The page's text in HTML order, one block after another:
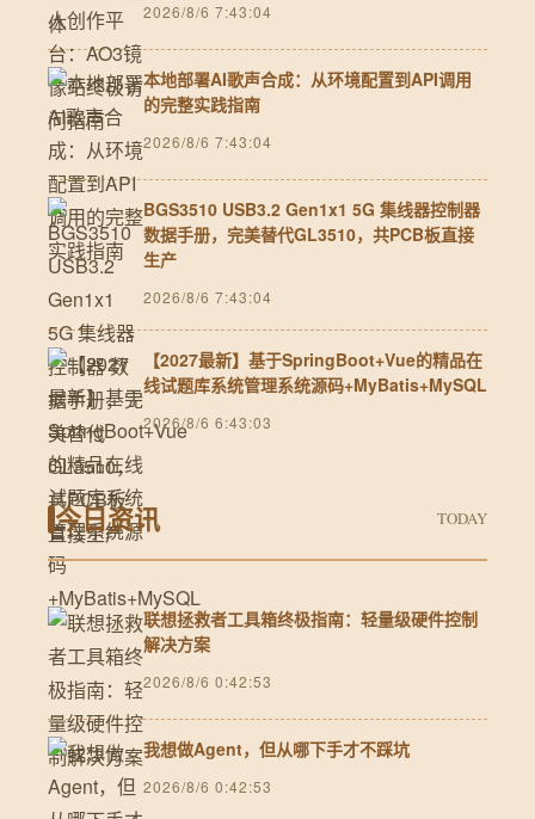
2026/8/6 7:43:04
本地部署AI歌声合成：从环境配置到API调用
的完整实践指南
2026/8/6 7:43:04
BGS3510 USB3.2 Gen1x1 5G 集线器控制器
数据手册，完美替代GL3510，共PCB板直接
生产
2026/8/6 7:43:04
【2027最新】基于SpringBoot+Vue的精品在
线试题库系统管理系统源码+MyBatis+MySQL
2026/8/6 6:43:03
今日资讯 TODAY
联想拯救者工具箱终极指南：轻量级硬件控制
解决方案
2026/8/6 0:42:53
我想做Agent，但从哪下手才不踩坑
2026/8/6 0:42:53